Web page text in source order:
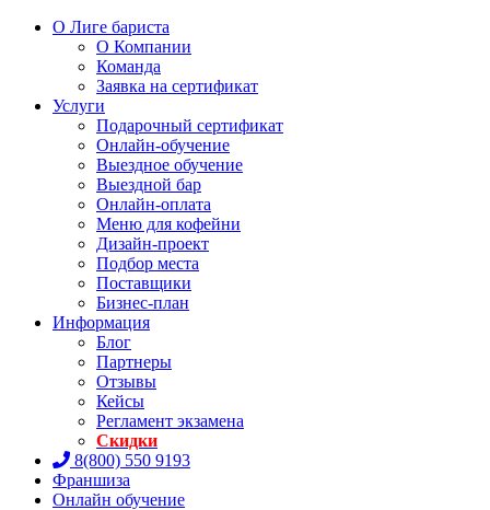
О Лиге бариста
О Компании
Команда
Заявка на сертификат
Услуги
Подарочный сертификат
Онлайн-обучение
Выездное обучение
Выездной бар
Онлайн-оплата
Меню для кофейни
Дизайн-проект
Подбор места
Поставщики
Бизнес-план
Информация
Блог
Партнеры
Отзывы
Кейсы
Регламент экзамена
Скидки
8(800) 550 9193
Франшиза
Онлайн обучение